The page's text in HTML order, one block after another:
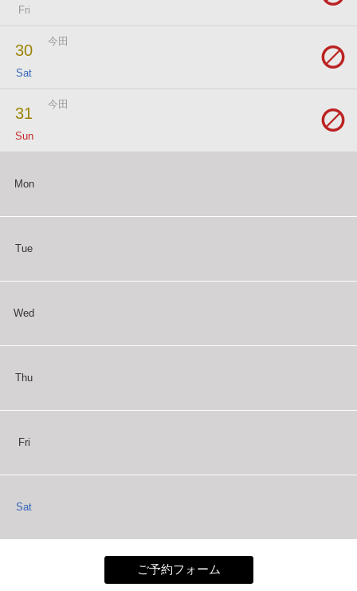
Fri
30
Sat
今田
31
Sun
今田
Mon
Tue
Wed
Thu
Fri
Sat
ご予約フォーム